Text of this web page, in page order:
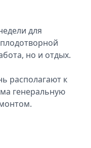
для
но и отдых.
располагают к
генеральную